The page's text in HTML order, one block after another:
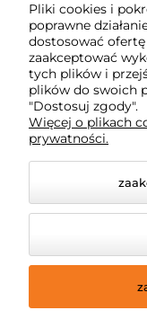
Płatności i
Informacje
O nas
© 2026
Pliki cookies i
poprawne
dostosować
zaakceptować
tych plików i
plików do swoich
"Dostosuj zgody".
Więcej o plikach
prywatności.